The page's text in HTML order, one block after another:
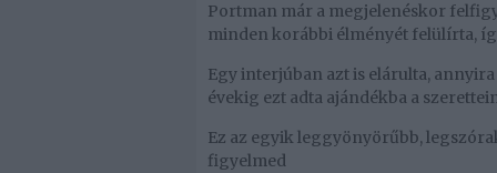
Portman már a megjelenéskor
minden korábbi élményét felülírta,
Egy interjúban azt is elárulta,
évekig ezt adta ajándékba a
Ez az egyik leggyönyörűbb,
figyelmed